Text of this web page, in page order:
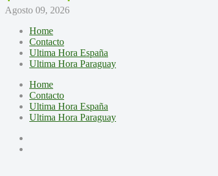
Agosto 09, 2026
Home
Contacto
Ultima Hora España
Ultima Hora Paraguay
Home
Contacto
Ultima Hora España
Ultima Hora Paraguay